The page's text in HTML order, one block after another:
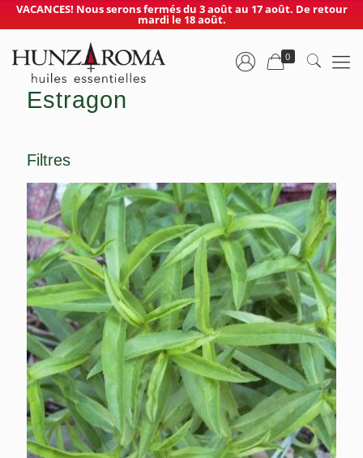
VACANCES! Nous serons fermés du 3 août au 17 août. De retour
mardi le 18 août.
0
Estragon
Filtres